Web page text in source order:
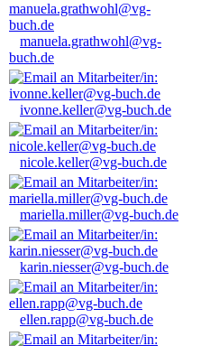
manuela.grathwohl@vg-
buch.de
ivonne.keller@vg-buch.de
nicole.keller@vg-buch.de
mariella.miller@vg-buch.de
karin.niesser@vg-buch.de
ellen.rapp@vg-buch.de